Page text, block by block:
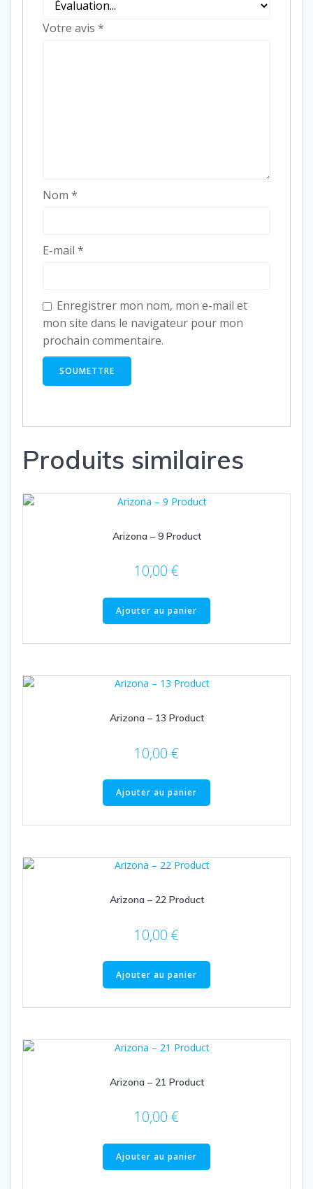
Votre avis *
Nom *
E-mail *
Enregistrer mon nom, mon e-mail et
mon site dans le navigateur pour mon
prochain commentaire.
Produits similaires
Arizona – 9 Product
10,00 €
Ajouter au panier
Arizona – 13 Product
10,00 €
Ajouter au panier
Arizona – 22 Product
10,00 €
Ajouter au panier
Arizona – 21 Product
10,00 €
Ajouter au panier